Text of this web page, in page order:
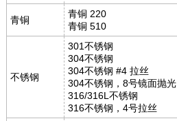
青铜
青铜 220
青铜 510
不锈钢
301不锈钢
304不锈钢
304不锈钢 #4 拉丝
304不锈钢，8号镜面抛光
316/316L不锈钢
316不锈钢，4号拉丝